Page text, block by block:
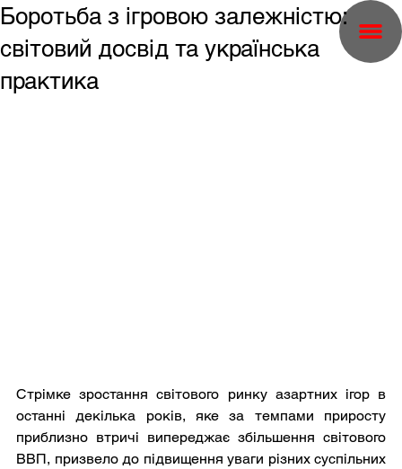
Боротьба з ігровою залежністю:
світовий досвід та українська
практика
Стрімке зростання світового ринку азартних ігор в
останні декілька років, яке за темпами приросту
приблизно втричі випереджає збільшення світового
ВВП, призвело до підвищення уваги різних суспільних